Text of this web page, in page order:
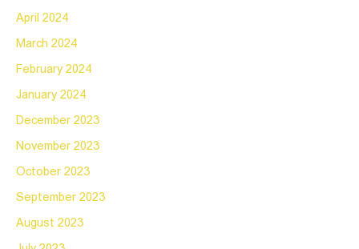
April 2024
March 2024
February 2024
January 2024
December 2023
November 2023
October 2023
September 2023
August 2023